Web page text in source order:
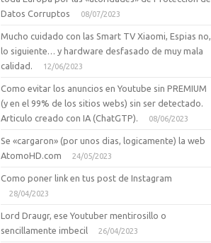
Datos Corruptos
08/07/2023
Mucho cuidado con las Smart TV Xiaomi, Espias no,
lo siguiente… y hardware desfasado de muy mala
calidad.
12/06/2023
Como evitar los anuncios en Youtube sin PREMIUM
(y en el 99% de los sitios webs) sin ser detectado.
Articulo creado con IA (ChatGTP).
08/06/2023
Se «cargaron» (por unos dias, logicamente) la web
AtomoHD.com
24/05/2023
Como poner link en tus post de Instagram
28/04/2023
Lord Draugr, ese Youtuber mentirosillo o
sencillamente imbecil
26/04/2023